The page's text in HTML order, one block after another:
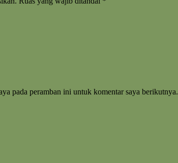
pada peramban ini untuk komentar saya berikutnya.